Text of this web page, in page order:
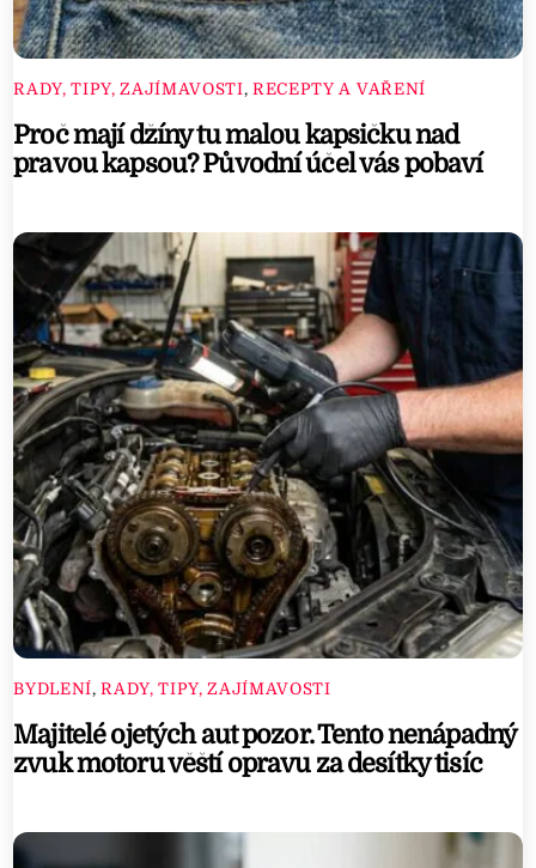
RADY, TIPY, ZAJÍMAVOSTI,RECEPTY A VAŘENÍ
Proč mají džíny tu malou kapsičku nad
pravou kapsou? Původní účel vás pobaví
BYDLENÍ,RADY, TIPY, ZAJÍMAVOSTI
Majitelé ojetých aut pozor. Tento nenápadný
zvuk motoru věští opravu za desítky tisíc